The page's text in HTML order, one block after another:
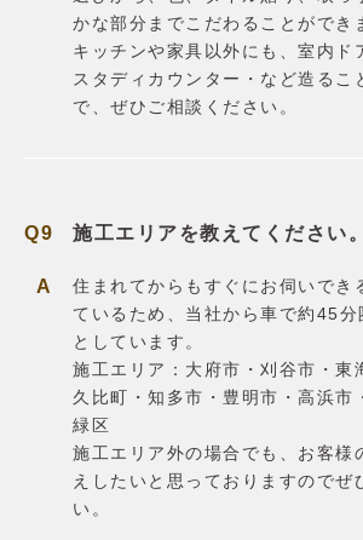
かな部分までこだわることができ
キッチンや家具以外にも、室内ド
スタディカウンター・など造るこ
で、ぜひご相談ください。
施工エリアを教えてください。
住まれてからもすぐにお伺いでき
ているため、当社から車で約45分
としています。
施工エリア：大府市・刈谷市・東
久比町・知多市・豊明市・高浜市
緑区
施工エリア外の場合でも、お客様
えしたいと思っておりますのでぜ
い。